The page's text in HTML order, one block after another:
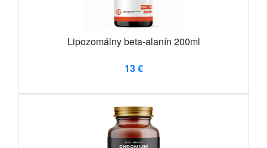
Lipozomálny beta-alanín 200ml
13 €